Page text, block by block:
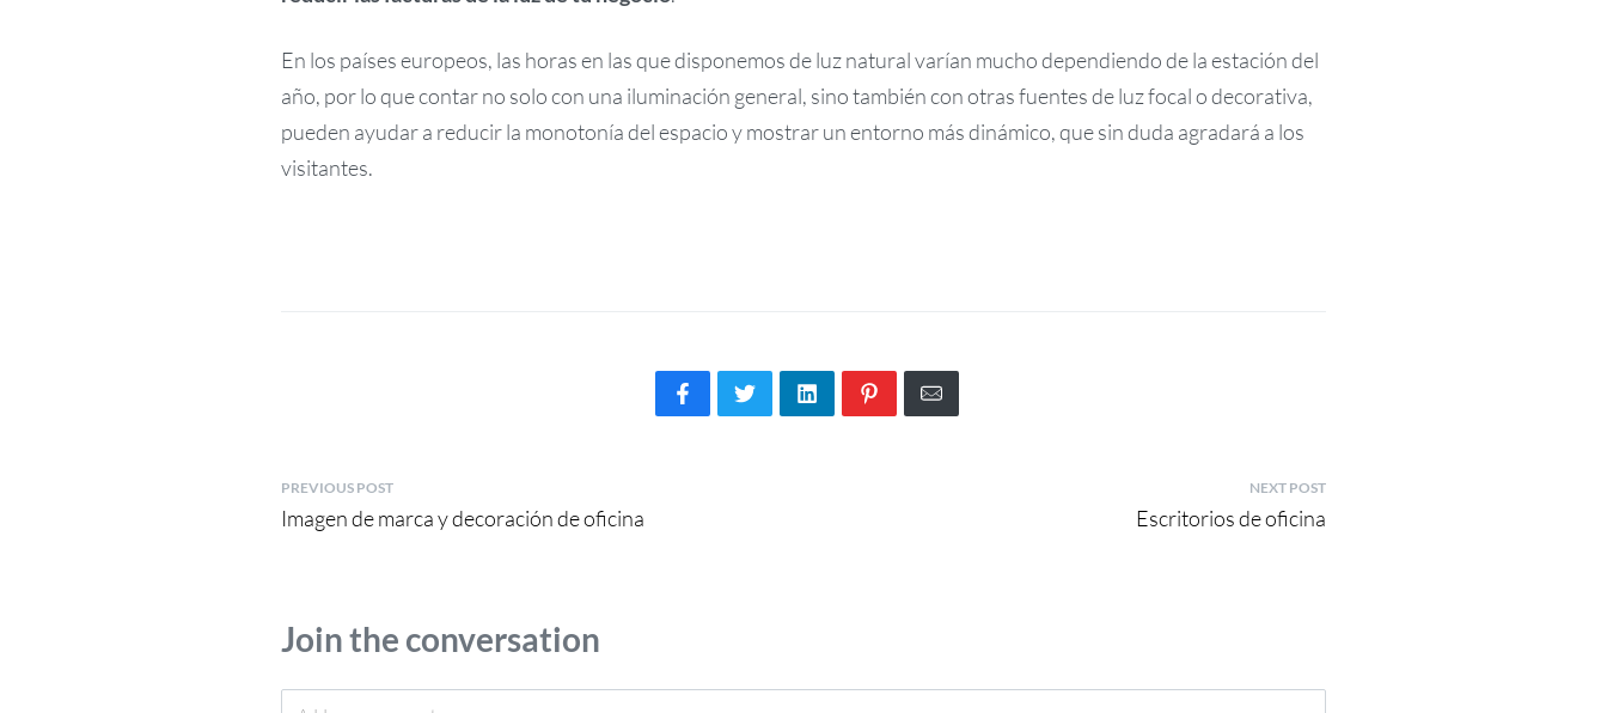
En los países europeos, las horas en las que disponemos de luz natural varían mucho dependiendo de la estación del
año, por lo que contar no solo con una iluminación general, sino también con otras fuentes de luz focal o decorativa,
pueden ayudar a reducir la monotonía del espacio y mostrar un entorno más dinámico, que sin duda agradará a los
visitantes.
PREVIOUS POST
Imagen de marca y decoración de oficina
NEXT POST
Escritorios de oficina
Join the conversation